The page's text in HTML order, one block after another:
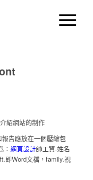
紹網站的制作
告應放在一個壓縮包
： 網頁設計師工資.姓名
即Word文檔，family.視